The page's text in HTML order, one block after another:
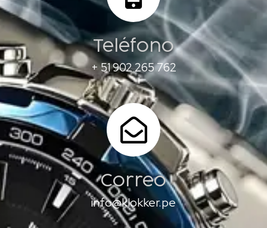
Teléfono
+ 51 902 265 762
Correo
info@klokker.pe